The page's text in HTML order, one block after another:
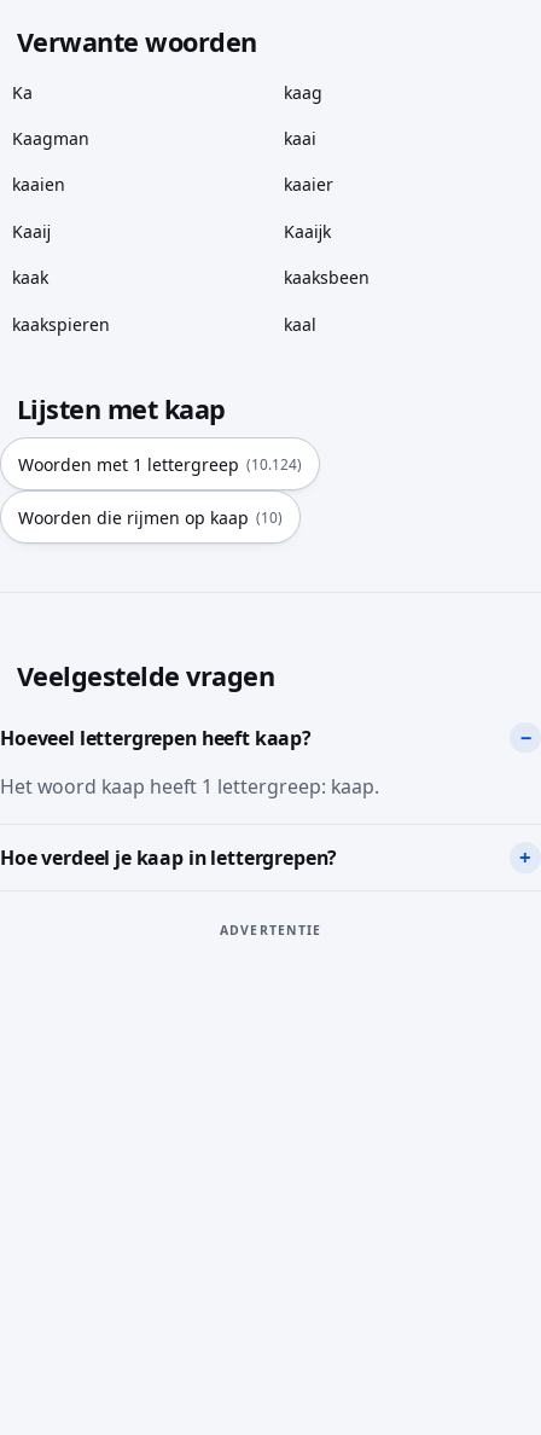
Verwante woorden
Ka kaag
Kaagman kaai
kaaien kaaier
Kaaĳ Kaaĳk
kaak kaaksbeen
kaakspieren kaal
Lijsten met kaap
Woorden met 1 lettergreep (10.124)
Woorden die rijmen op kaap (10)
Veelgestelde vragen
Hoeveel lettergrepen heeft kaap?
Het woord kaap heeft 1 lettergreep: kaap.
Hoe verdeel je kaap in lettergrepen?
ADVERTENTIE